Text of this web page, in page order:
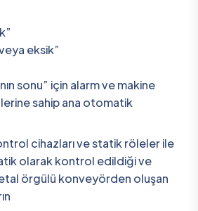
eksik”
sonu” için alarm ve makine
sahip ana otomatik
cihazları ve statik röleler ile
olarak kontrol edildiği ve
örgülü konveyörden oluşan